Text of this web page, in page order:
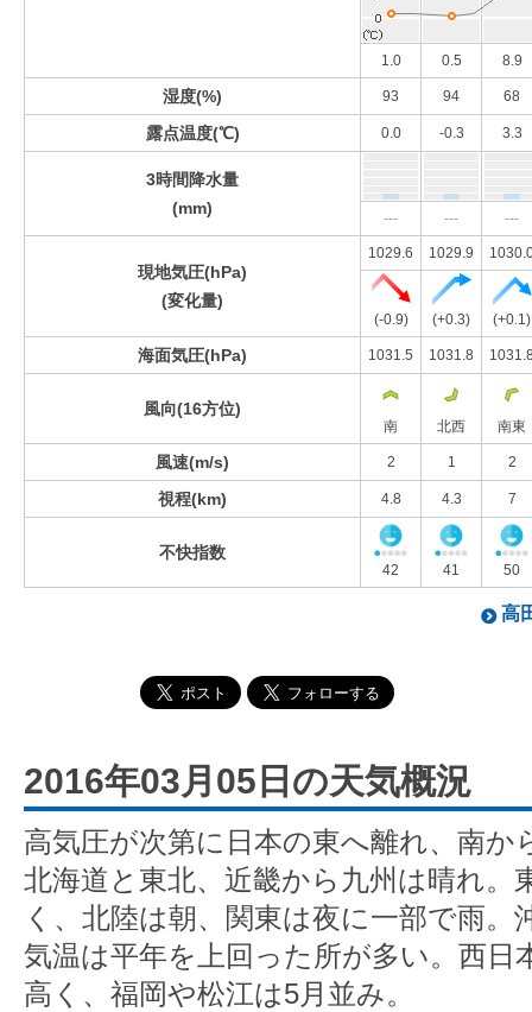
1.0 0.5 8.9
湿度(%) 93 94 68
露点温度(℃) 0.0 -0.3 3.3
3時間降水量
(mm)
--- --- ---
現地気圧(hPa)
(変化量)
1029.6 1029.9
(-0.9) (+0.3) (+0.1)
海面気圧(hPa) 1031.5 1031.8
風向(16方位)
南 北西 南東
風速(m/s) 2 1 2
視程(km) 4.8 4.3 7
不快指数
42 41 50
高
2016年03月05日の天気概況
高気圧が次第に日本の東へ離れ、南か
北海道と東北、近畿から九州は晴れ。
く、北陸は朝、関東は夜に一部で雨。
気温は平年を上回った所が多い。西日
高く、福岡や松江は5月並み。